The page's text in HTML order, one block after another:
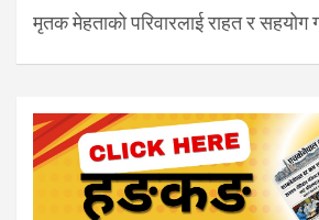
मृतक मेहताको परिवारलाई राहत र सहयोग